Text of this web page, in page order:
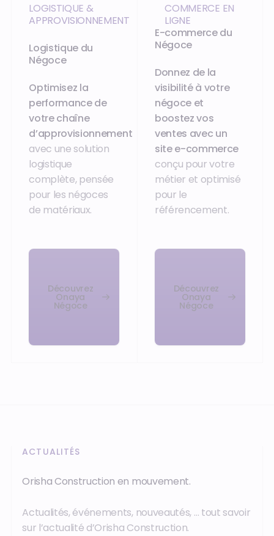
LOGISTIQUE &
APPROVISIONNEMENT
Logistique du
Négoce
Optimisez la
performance de
votre chaîne
d’approvisionnement
avec une solution
logistique
complète, pensée
pour les négoces
de matériaux.
Découvrez
Onaya
Négoce
COMMERCE EN
LIGNE
E-commerce du
Négoce
Donnez de la
visibilité à votre
négoce et
boostez vos
ventes avec un
site e-commerce
conçu pour votre
métier et optimisé
pour le
référencement.
Découvrez
Onaya
Négoce
ACTUALITÉS
Orisha Construction en mouvement.
Actualités, événements, nouveautés, … tout savoir
sur l’actualité d’Orisha Construction.